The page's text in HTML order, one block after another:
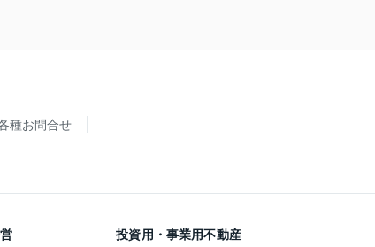
種お問合せ
投資用・事業用不動産